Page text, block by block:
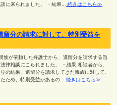
に来られました。 ・結果...
続きはこちら≫
分の請求に対して、特別受益を
族が依頼した弁護士から、遺留分を請求する旨
律相談にこられました。 ・結果 相談者から、
の結果、遺留分を請求してきた親族に対して、
ため、特別受益があるの...
続きはこちら≫